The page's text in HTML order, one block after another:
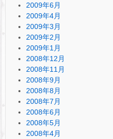
2009年6月
2009年4月
2009年3月
2009年2月
2009年1月
2008年12月
2008年11月
2008年9月
2008年8月
2008年7月
2008年6月
2008年5月
2008年4月